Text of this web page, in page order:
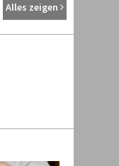
Alles zeigen